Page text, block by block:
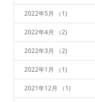
2022年5月 （1)
2022年4月 （2)
2022年3月 （2)
2022年1月 （1)
2021年12月 （1)